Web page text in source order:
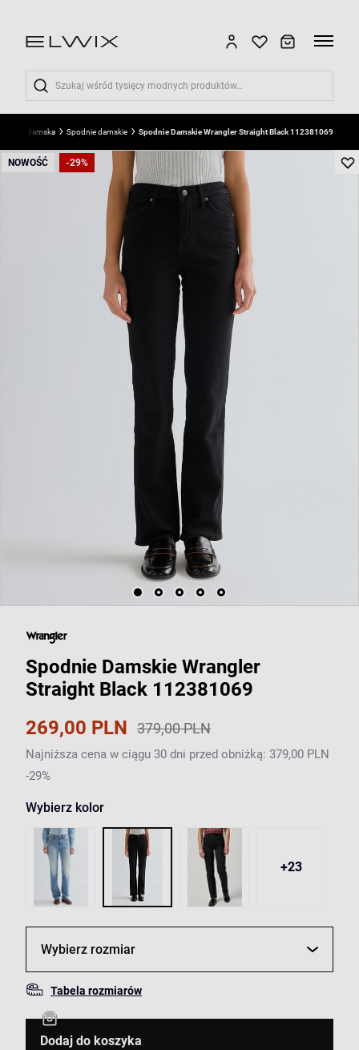
Wyszukaj
Odzież damska Spodnie damskie Spodnie Damskie Wrangler Straight Black 112381069
NOWOŚĆ -29%
Spodnie Damskie Wrangler
Straight Black 112381069
269,00 PLN
379,00 PLN
Najniższa cena w ciągu 30 dni przed obniżką: 379,00 PLN
-29%
Wybierz kolor
+23
Wybierz rozmiar
Tabela rozmiarów
Dodaj do koszyka